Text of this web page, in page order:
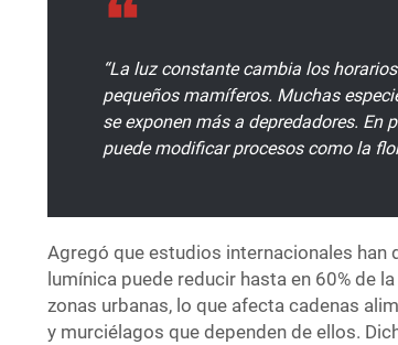
“La luz constante cambia los
pequeños mamíferos. Muchas
se exponen más a depredadores.
puede modificar procesos como la
Agregó que estudios internacionales
lumínica puede reducir hasta en 60% de
zonas urbanas, lo que afecta cadenas
y murciélagos que dependen de ellos.